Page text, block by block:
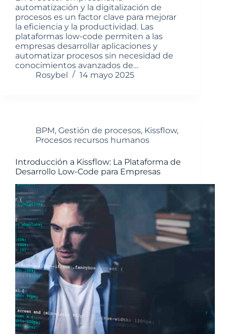
automatización y la digitalización de
procesos es un factor clave para mejorar
la eficiencia y la productividad. Las
plataformas low-code permiten a las
empresas desarrollar aplicaciones y
automatizar procesos sin necesidad de
conocimientos avanzados de…
Rosybel
14 mayo 2025
BPM, Gestión de procesos, Kissflow,
Procesos recursos humanos
Introducción a Kissflow: La Plataforma de
Desarrollo Low-Code para Empresas